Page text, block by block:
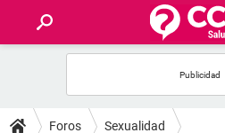
FOROS
Foros Sexualidad